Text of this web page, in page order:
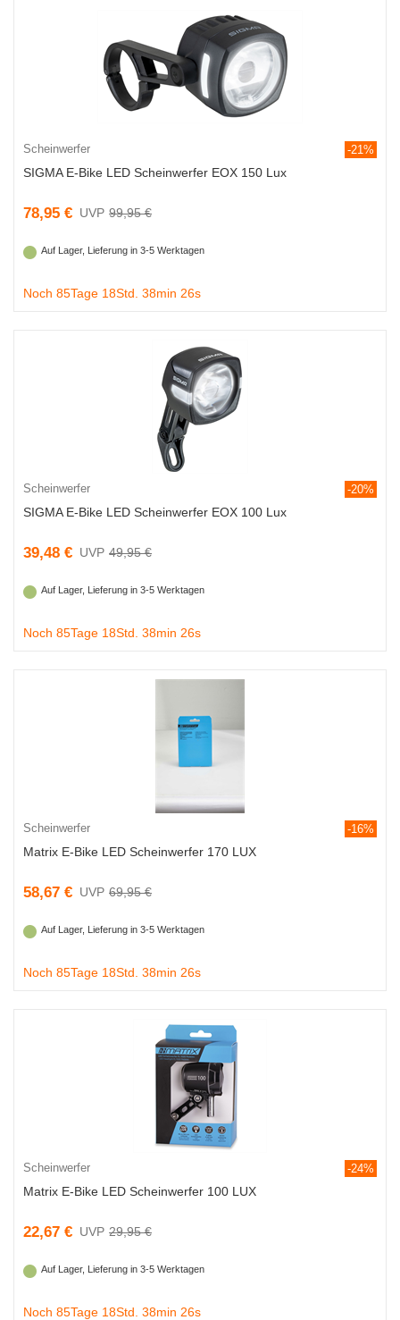
Scheinwerfer -21%
SIGMA E-Bike LED Scheinwerfer EOX 150 Lux
78,95 € 99,95 €
Auf Lager, Lieferung in 3-5 Werktagen
Noch 85Tage 18Std. 38min 25s
Scheinwerfer -20%
SIGMA E-Bike LED Scheinwerfer EOX 100 Lux
39,48 € 49,95 €
Auf Lager, Lieferung in 3-5 Werktagen
Noch 85Tage 18Std. 38min 25s
Scheinwerfer -16%
Matrix E-Bike LED Scheinwerfer 170 LUX
58,67 € 69,95 €
Auf Lager, Lieferung in 3-5 Werktagen
Noch 85Tage 18Std. 38min 25s
Scheinwerfer -24%
Matrix E-Bike LED Scheinwerfer 100 LUX
22,67 € 29,95 €
Auf Lager, Lieferung in 3-5 Werktagen
Noch 85Tage 18Std. 38min 25s